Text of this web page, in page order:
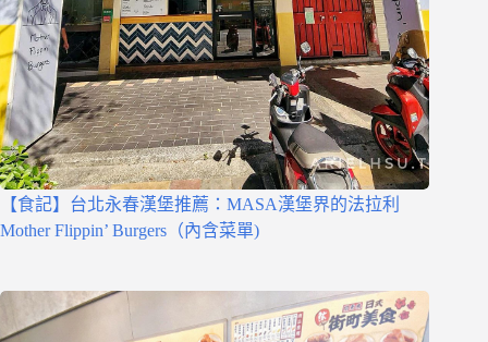
【食記】台北永春漢堡推薦：MASA漢堡界的法拉利
Mother Flippin’ Burgers（內含菜單)